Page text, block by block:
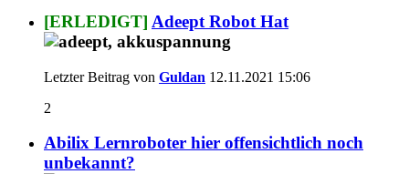
[ERLEDIGT] Adeept Robot Hat
Letzter Beitrag von Guldan 12.11.2021 15:06
2
Abilix Lernroboter hier offensichtlich noch
unbekannt?